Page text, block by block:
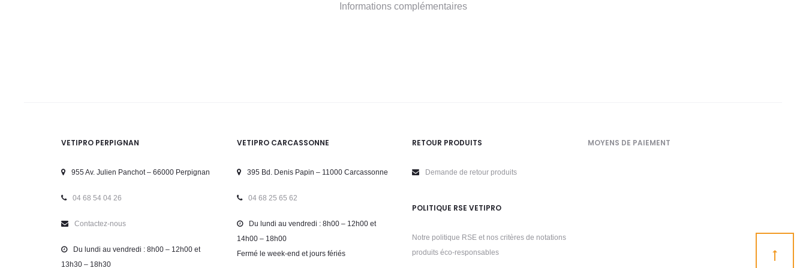
Informations complémentaires
VETIPRO PERPIGNAN
955 Av. Julien Panchot – 66000 Perpignan
04 68 54 04 26
Contactez-nous
Du lundi au vendredi : 8h00 – 12h00 et
13h30 – 18h30
VETIPRO CARCASSONNE
395 Bd. Denis Papin – 11000 Carcassonne
04 68 25 65 62
Du lundi au vendredi : 8h00 – 12h00 et
14h00 – 18h00
Fermé le week-end et jours fériés
RETOUR PRODUITS
Demande de retour produits
POLITIQUE RSE VETIPRO
Notre politique RSE et nos critères de notations
produits éco-responsables
MOYENS DE PAIEMENT